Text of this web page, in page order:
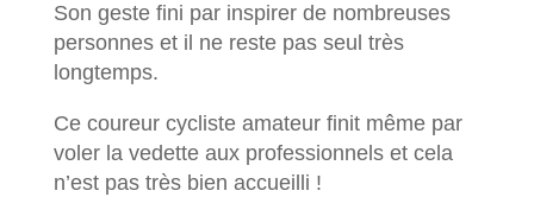
Son geste fini par inspirer de nombreuses
personnes et il ne reste pas seul très
longtemps.
Ce coureur cycliste amateur finit même par
voler la vedette aux professionnels et cela
n’est pas très bien accueilli !